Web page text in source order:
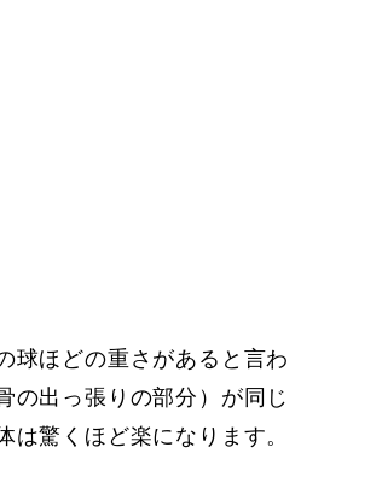
球ほどの重さがあると言わ
の出っ張りの部分）が同じ
驚くほど楽になります。